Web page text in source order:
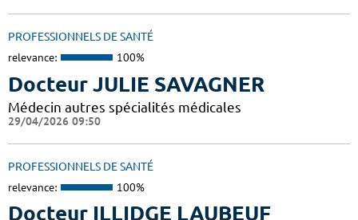
PROFESSIONNELS DE SANTÉ
relevance: 100%
Docteur JULIE SAVAGNER
Médecin autres spécialités médicales
29/04/2026 09:50
PROFESSIONNELS DE SANTÉ
relevance: 100%
Docteur ILLIDGE LAUBEUF